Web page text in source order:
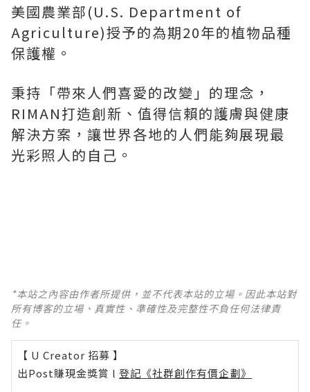
美國農業部(U.S. Department of
Agriculture)授予的為期20年的植物品種
保護權。
秉持「帶來人們喜愛的改變」的理念，
RIMAN打造創新、值得信賴的護膚與健康
解決方案，讓世界各地的人們能夠展現最
光彩照人的自己。
*本站之內容由作者所提供，並不代表本站的立場。因此本站對
所有博客的立場、真實性、準確性及完整性不負任何法律責
任。
【 U Creator 招募 】
出Post賺現金獎賞 l 登記《社群創作有價企劃》